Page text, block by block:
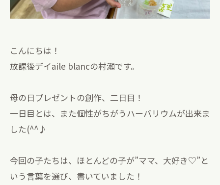
こんにちは！
放課後デイaile blancの村瀬です。
母の日プレゼントの創作、二日目！
一日目とは、また個性がちがうハーバリウムが出来ま
した(^^♪
今回の子たちは、ほとんどの子が”ママ、大好き♡”と
いう言葉を選び、書いていました！